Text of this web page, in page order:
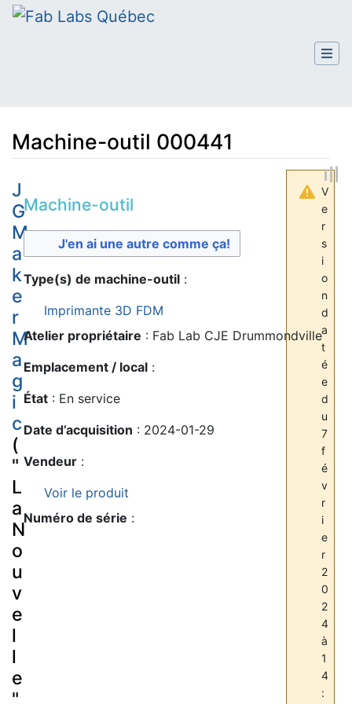
Machine-outil 000441
V
e
r
s
i
o
n
d
a
t
é
e
d
u
7
f
é
v
r
i
e
r
2
0
2
4
à
1
4
:
Aller à :
Machine-outil
J'en ai une autre comme ça!
Type(s) de machine-outil :
Imprimante 3D FDM
Atelier propriétaire : Fab Lab CJE Drummondville
Emplacement / local :
État : En service
Date d’acquisition : 2024-01-29
Vendeur :
Voir le produit
Numéro de série :
J
G
M
a
k
e
r
M
a
g
i
c
(
"
L
a
N
o
u
v
e
l
l
e
"